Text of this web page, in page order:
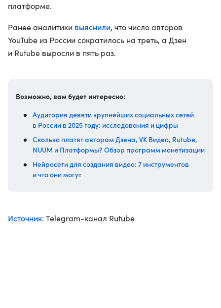
платформе.
Ранее аналитики выяснили, что число авторов
YouTube из России сократилось на треть, а Дзен
и Rutube выросли в пять раз.
Возможно, вам будет интересно:
Аудитория девяти крупнейших социальных сетей
в России в 2025 году: исследования и цифры
Сколько платят авторам Дзена, VK Видео, Rutube,
NUUM и Платформы? Обзор программ монетизации
Нейросети для создания видео: 7 инструментов
и что они могут
Источник: Telegram-канал Rutube